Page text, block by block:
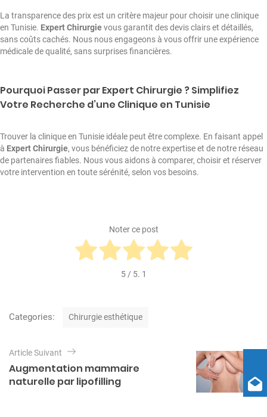
La transparence des prix est un critère majeur pour choisir une clinique
en Tunisie. Expert Chirurgievous garantit des devis clairs et détaillés,
sans coûts cachés. Nous nous engageons à vous offrir une expérience
médicale de qualité, sans surprises financières.
Pourquoi Passer par Expert Chirurgie ? Simplifiez
Votre Recherche d’une Clinique en Tunisie
Trouver la clinique en Tunisie idéale peut être complexe. En faisant appel
à Expert Chirurgie, vous bénéficiez de notre expertise et de notre réseau
de partenaires fiables. Nous vous aidons à comparer, choisir et réserver
votre intervention en toute sérénité, selon vos besoins.
Noter ce post
5/ 5. 1
Categories:
o
r
Chirurgie esthétique
a
v
Article Suivant
Augmentation mammaire
naturelle par lipofilling